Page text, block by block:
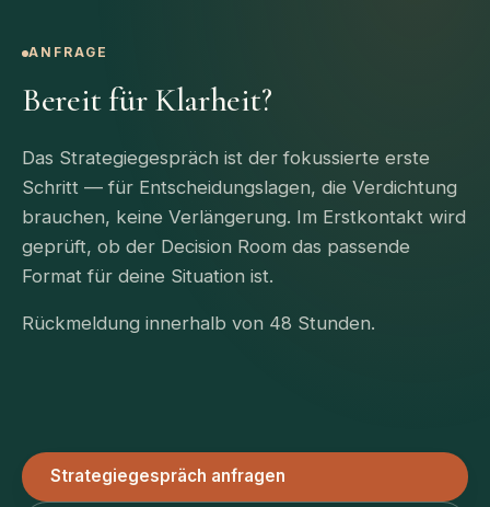
ANFRAGE
Bereit für Klarheit?
Das Strategiegespräch ist der fokussierte erste
Schritt — für Entscheidungslagen, die Verdichtung
brauchen, keine Verlängerung. Im Erstkontakt wird
geprüft, ob der Decision Room das passende
Format für deine Situation ist.
Rückmeldung innerhalb von 48 Stunden.
Strategiegespräch anfragen